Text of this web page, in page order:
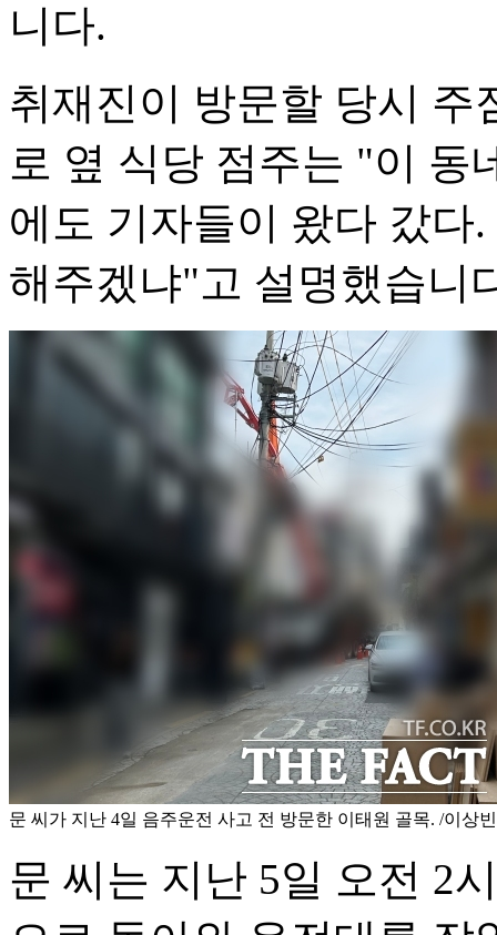
니다.
취재진이 방문할 당시 주
로 옆 식당 점주는 "이 동
에도 기자들이 왔다 갔다
해주겠냐"고 설명했습니
문 씨가 지난 4일 음주운전 사고 전 방문한 이태원 골목. /이상
문 씨는 지난 5일 오전 2